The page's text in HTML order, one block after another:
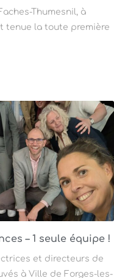
Thumesnil, à
tenue la toute première
– 1 seule équipe !
et directeurs de
à Ville de Forges-les-